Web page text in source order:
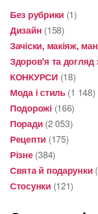
Без рубрики (1)
Дизайн (158)
Зачіски, макіяж,
Здоров'я та догляд
КОНКУРСИ (18)
Мода і стиль(1 148)
Подорожі (166)
Поради (2 053)
Рецепти (175)
Різне(384)
Свята й подарунки
Стосунки (121)